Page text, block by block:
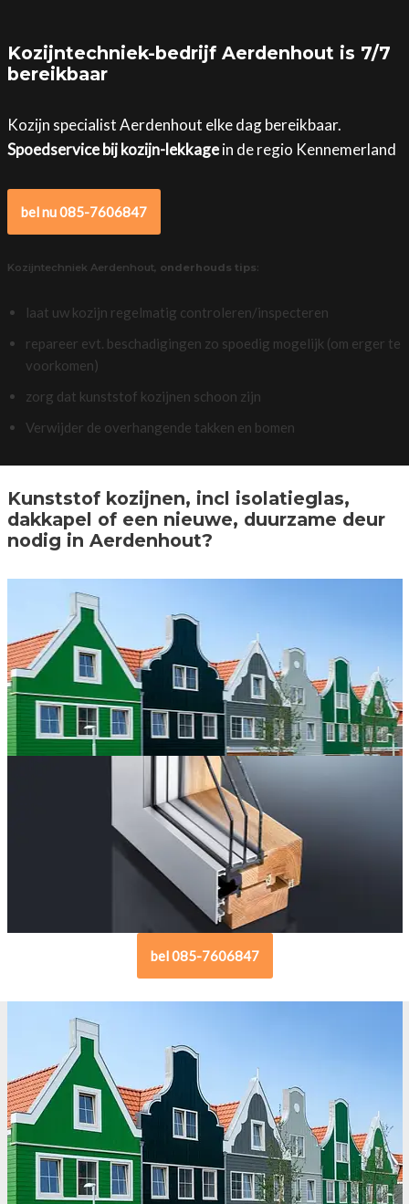
Kozijntechniek-bedrijf Aerdenhout is 7/7
bereikbaar
Kozijn specialist Aerdenhout elke dag bereikbaar.
Spoedservice bij kozijn-lekkagein de regio Kennemerland
bel nu 085-7606847
Kozijntechniek Aerdenhout, onderhouds tips:
laat uw kozijn regelmatig controleren/inspecteren
repareer evt. beschadigingen zo spoedig mogelijk (om erger te
voorkomen)
zorg dat kunststof kozijnen schoon zijn
Verwijder de overhangende takken en bomen
Kunststof kozijnen, incl isolatieglas,
dakkapel of een nieuwe, duurzame deur
nodig in Aerdenhout?
bel 085-7606847